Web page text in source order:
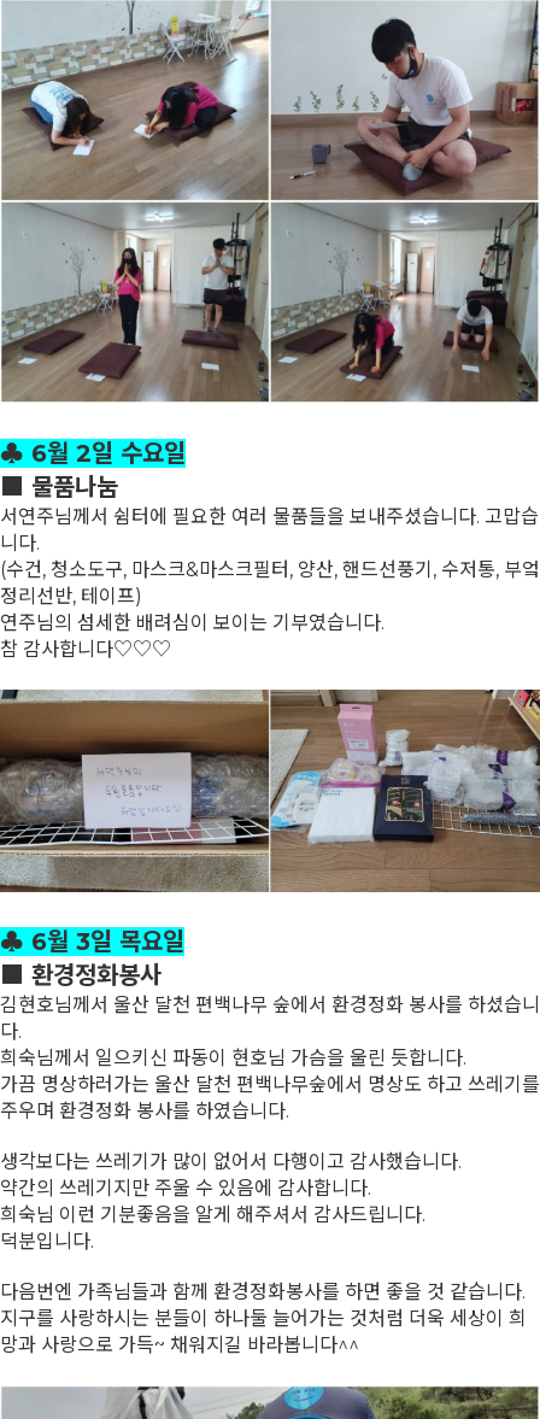
♣ 6월 2일 수요일
■ 물품나눔
서연주님께서 쉼터에 필요한 여러 물품들을 보내주셨습니다. 고맙습
니다.
(수건, 청소도구, 마스크&마스크필터, 양산, 핸드선풍기, 수저통, 부엌
정리선반, 테이프)
연주님의 섬세한 배려심이 보이는 기부였습니다.
참 감사합니다♡♡♡
♣ 6월 3일 목요일
■ 환경정화봉사
김현호님께서 울산 달천 편백나무 숲에서 환경정화 봉사를 하셨습니
다.
희숙님께서 일으키신 파동이 현호님 가슴을 울린 듯합니다.
가끔 명상하러가는 울산 달천 편백나무숲에서 명상도 하고 쓰레기를
주우며 환경정화 봉사를 하였습니다.
생각보다는 쓰레기가 많이 없어서 다행이고 감사했습니다.
약간의 쓰레기지만 주울 수 있음에 감사합니다.
희숙님 이런 기분좋음을 알게 해주셔서 감사드립니다.
덕분입니다.
다음번엔 가족님들과 함께 환경정화봉사를 하면 좋을 것 같습니다.
지구를 사랑하시는 분들이 하나둘 늘어가는 것처럼 더욱 세상이 희
망과 사랑으로 가득~ 채워지길 바라봅니다^^